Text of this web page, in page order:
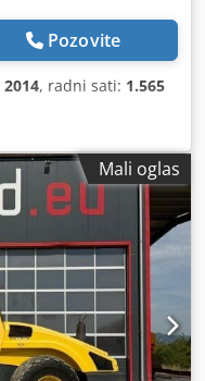
Pozovite
2014, radni sati: 1.565
Mali oglas